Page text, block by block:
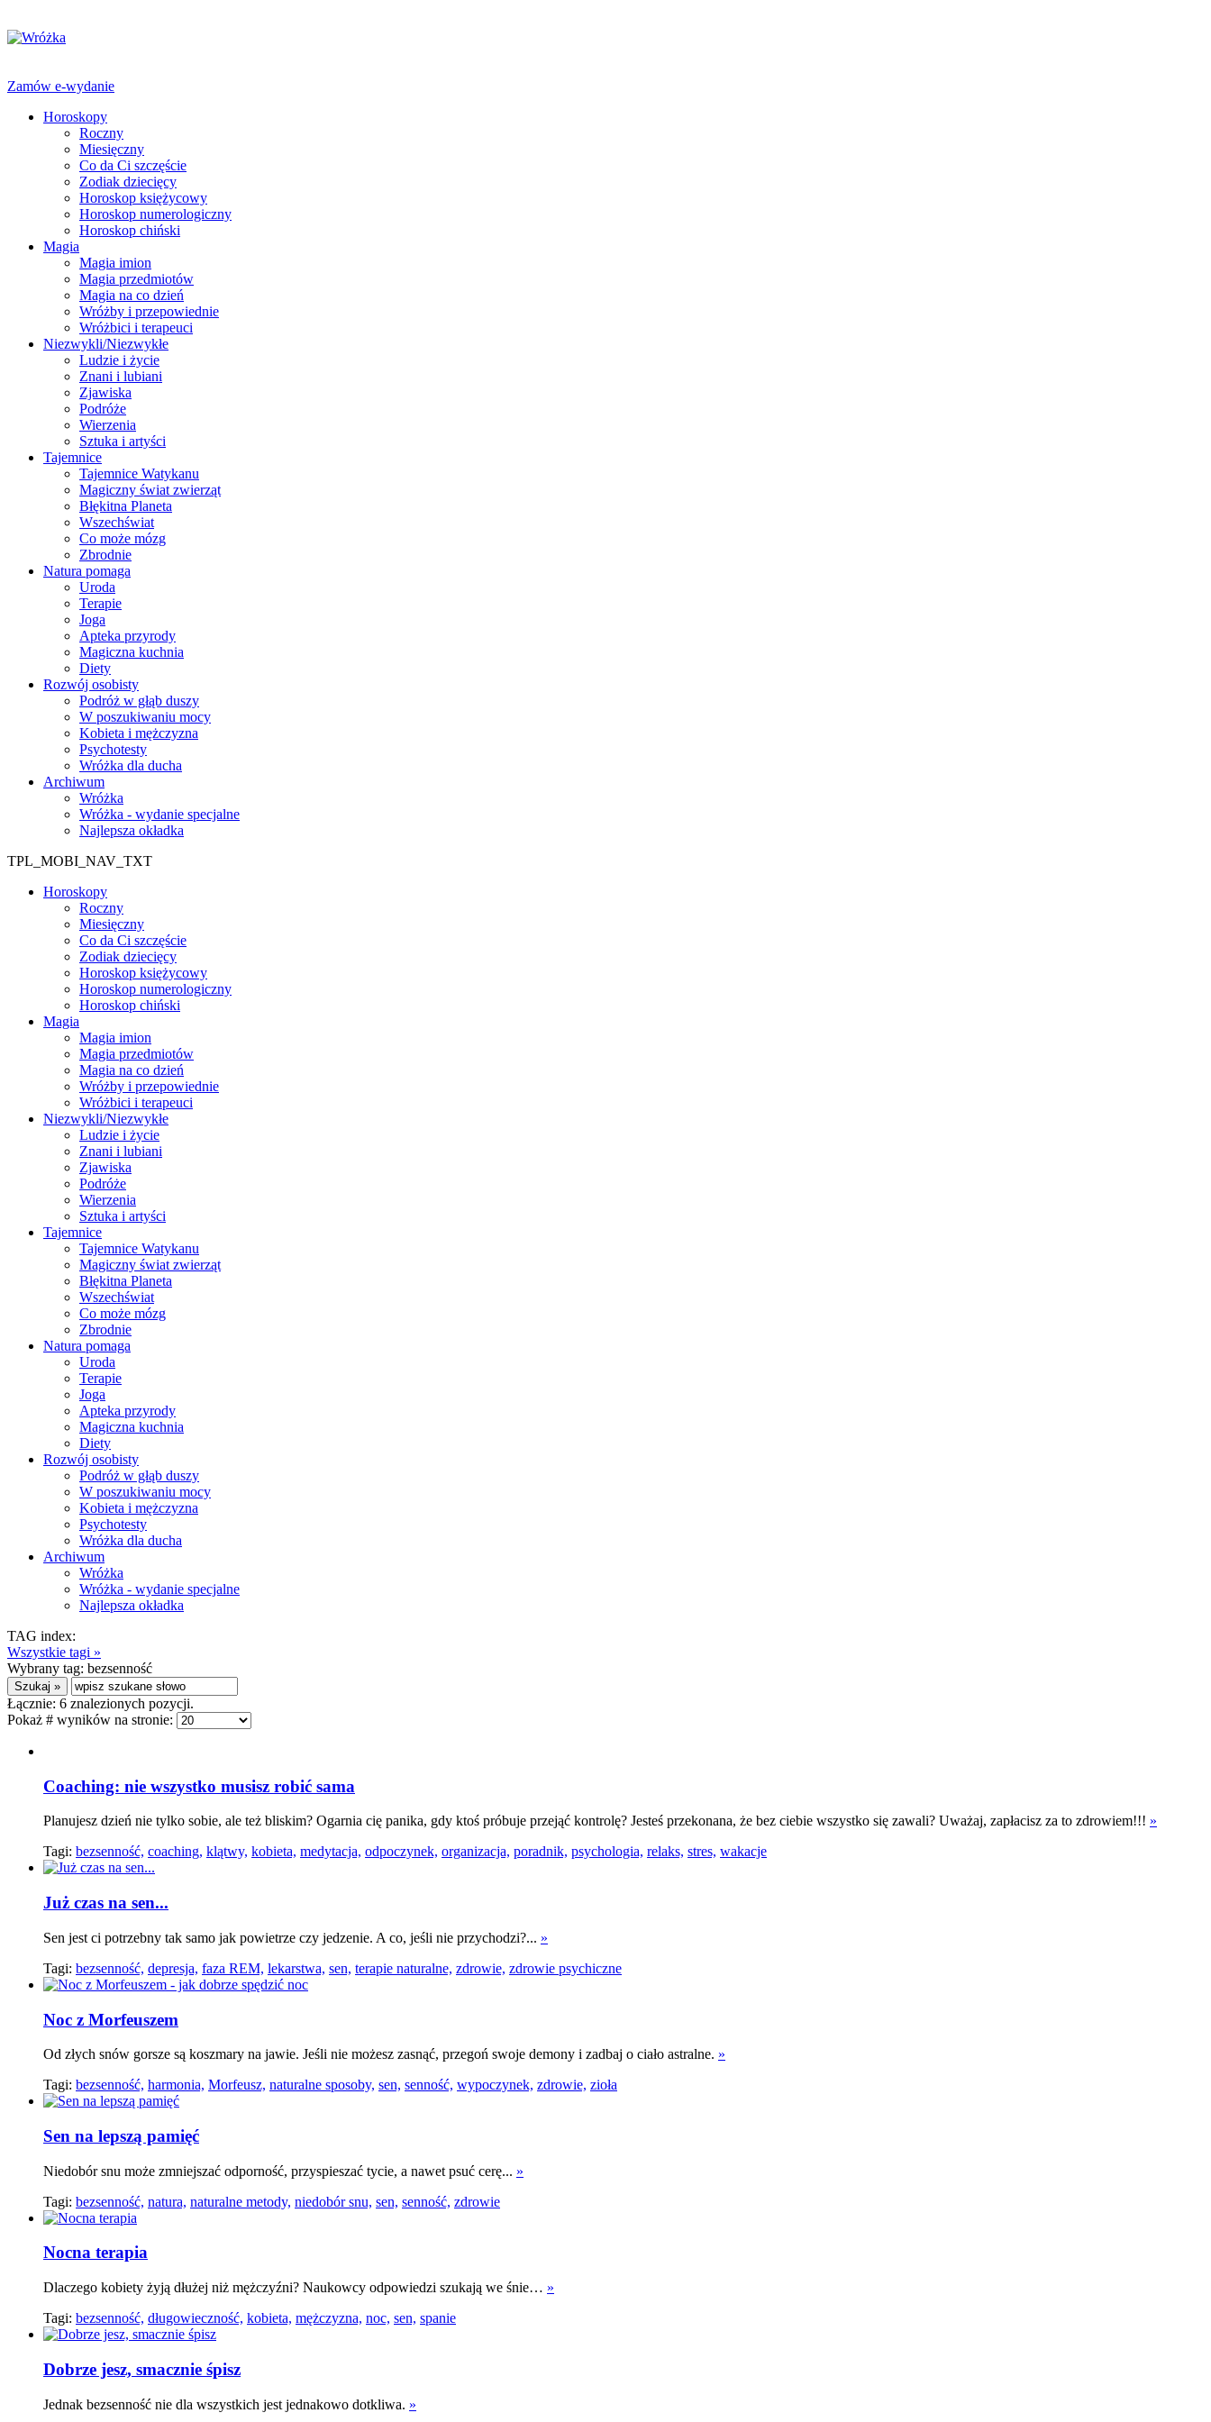
Zamów e-wydanie
Horoskopy
Roczny
Miesięczny
Co da Ci szczęście
Zodiak dziecięcy
Horoskop księżycowy
Horoskop numerologiczny
Horoskop chiński
Magia
Magia imion
Magia przedmiotów
Magia na co dzień
Wróżby i przepowiednie
Wróżbici i terapeuci
Niezwykli/Niezwykłe
Ludzie i życie
Znani i lubiani
Zjawiska
Podróże
Wierzenia
Sztuka i artyści
Tajemnice
Tajemnice Watykanu
Magiczny świat zwierząt
Błękitna Planeta
Wszechświat
Co może mózg
Zbrodnie
Natura pomaga
Uroda
Terapie
Joga
Apteka przyrody
Magiczna kuchnia
Diety
Rozwój osobisty
Podróż w głąb duszy
W poszukiwaniu mocy
Kobieta i mężczyzna
Psychotesty
Wróżka dla ducha
Archiwum
Wróżka
Wróżka - wydanie specjalne
Najlepsza okładka
TPL_MOBI_NAV_TXT
Horoskopy
Roczny
Miesięczny
Co da Ci szczęście
Zodiak dziecięcy
Horoskop księżycowy
Horoskop numerologiczny
Horoskop chiński
Magia
Magia imion
Magia przedmiotów
Magia na co dzień
Wróżby i przepowiednie
Wróżbici i terapeuci
Niezwykli/Niezwykłe
Ludzie i życie
Znani i lubiani
Zjawiska
Podróże
Wierzenia
Sztuka i artyści
Tajemnice
Tajemnice Watykanu
Magiczny świat zwierząt
Błękitna Planeta
Wszechświat
Co może mózg
Zbrodnie
Natura pomaga
Uroda
Terapie
Joga
Apteka przyrody
Magiczna kuchnia
Diety
Rozwój osobisty
Podróż w głąb duszy
W poszukiwaniu mocy
Kobieta i mężczyzna
Psychotesty
Wróżka dla ducha
Archiwum
Wróżka
Wróżka - wydanie specjalne
Najlepsza okładka
TAG index:
Wszystkie tagi »
Wybrany tag: bezsenność
Łącznie: 6 znalezionych pozycji.
Pokaż # wyników na stronie:
Coaching: nie wszystko musisz robić sama
Planujesz dzień nie tylko sobie, ale też bliskim? Ogarnia cię panika, gdy ktoś próbuje przejąć kontrolę? Jesteś przekonana, że bez ciebie wszystko się zawali? Uważaj, zapłacisz za to zdrowiem!!! »
Tagi: bezsenność, coaching, klątwy, kobieta, medytacja, odpoczynek, organizacja, poradnik, psychologia, relaks, stres, wakacje
Już czas na sen...
Sen jest ci potrzebny tak samo jak powietrze czy jedzenie. A co, jeśli nie przychodzi?... »
Tagi: bezsenność, depresja, faza REM, lekarstwa, sen, terapie naturalne, zdrowie, zdrowie psychiczne
Noc z Morfeuszem
Od złych snów gorsze są koszmary na jawie. Jeśli nie możesz zasnąć, przegoń swoje demony i zadbaj o ciało astralne. »
Tagi: bezsenność, harmonia, Morfeusz, naturalne sposoby, sen, senność, wypoczynek, zdrowie, zioła
Sen na lepszą pamięć
Niedobór snu może zmniejszać odporność, przyspieszać tycie, a nawet psuć cerę... »
Tagi: bezsenność, natura, naturalne metody, niedobór snu, sen, senność, zdrowie
Nocna terapia
Dlaczego kobiety żyją dłużej niż mężczyźni? Naukowcy odpowiedzi szukają we śnie… »
Tagi: bezsenność, długowieczność, kobieta, mężczyzna, noc, sen, spanie
Dobrze jesz, smacznie śpisz
Jednak bezsenność nie dla wszystkich jest jednakowo dotkliwa. »